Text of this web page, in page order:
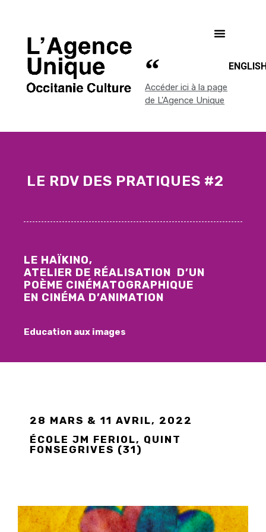
Accéder ici à la page
de L'Agence Unique
LE RDV DES PRATIQUES #2
LE HAÏKINO,
ATELIER DE RÉALISATION D’UN
POÈME CINÉMATOGRAPHIQUE
EN CINÉMA D’ANIMATION
Education aux images
28 MARS & 11 AVRIL, 2022
ÉCOLE JM FERIOL, QUINT
FONSEGRIVES (31)